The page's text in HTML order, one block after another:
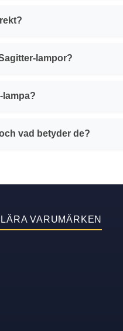
lampor?
lampa?
vad betyder de?
VARUMÄRKEN